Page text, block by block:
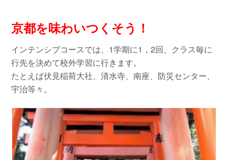
京都を味わいつくそう！
インテンシブコースでは、1学期に1，2回、クラス毎に
行先を決めて校外学習に行きます。
たとえば伏見稲荷大社、清水寺、南座、防災センター、
宇治等々。